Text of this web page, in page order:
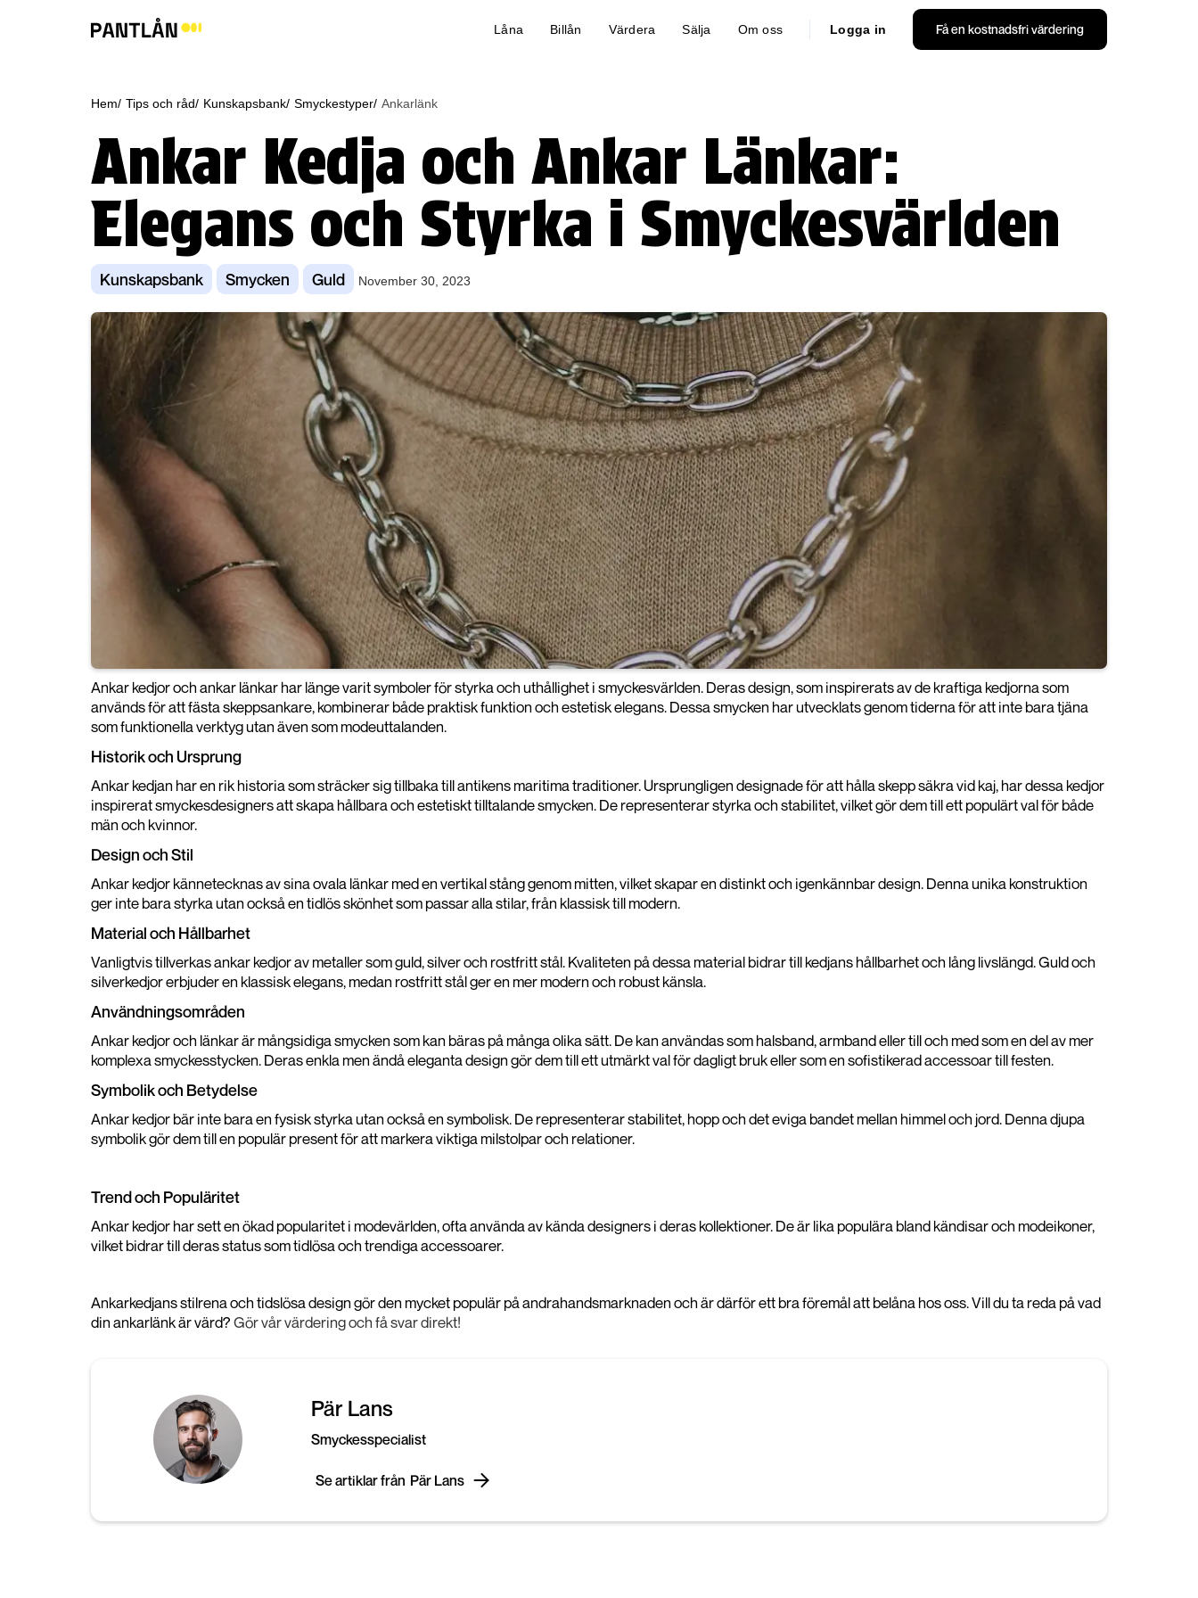
Låna Billån Värdera Sälja Om oss Logga in Få en kostnadsfri värdering
Hem/ Tips och råd/ Kunskapsbank/ Smyckestyper/ Ankarlänk
Ankar Kedja och Ankar Länkar:
Elegans och Styrka i Smyckesvärlden
Kunskapsbank Smycken Guld November 30, 2023
Ankar kedjor och ankar länkar har länge varit symboler för styrka och uthållighet i smyckesvärlden. Deras design, som inspirerats av de kraftiga kedjorna som
används för att fästa skeppsankare, kombinerar både praktisk funktion och estetisk elegans. Dessa smycken har utvecklats genom tiderna för att inte bara tjäna
som funktionella verktyg utan även som modeuttalanden.
Historik och Ursprung
Ankar kedjan har en rik historia som sträcker sig tillbaka till antikens maritima traditioner. Ursprungligen designade för att hålla skepp säkra vid kaj, har dessa kedjor
inspirerat smyckesdesigners att skapa hållbara och estetiskt tilltalande smycken. De representerar styrka och stabilitet, vilket gör dem till ett populärt val för både
män och kvinnor.
Design och Stil
Ankar kedjor kännetecknas av sina ovala länkar med en vertikal stång genom mitten, vilket skapar en distinkt och igenkännbar design. Denna unika konstruktion
ger inte bara styrka utan också en tidlös skönhet som passar alla stilar, från klassisk till modern.
Material och Hållbarhet
Vanligtvis tillverkas ankar kedjor av metaller som guld, silver och rostfritt stål. Kvaliteten på dessa material bidrar till kedjans hållbarhet och lång livslängd. Guld och
silverkedjor erbjuder en klassisk elegans, medan rostfritt stål ger en mer modern och robust känsla.
Användningsområden
Ankar kedjor och länkar är mångsidiga smycken som kan bäras på många olika sätt. De kan användas som halsband, armband eller till och med som en del av mer
komplexa smyckesstycken. Deras enkla men ändå eleganta design gör dem till ett utmärkt val för dagligt bruk eller som en sofistikerad accessoar till festen.
Symbolik och Betydelse
Ankar kedjor bär inte bara en fysisk styrka utan också en symbolisk. De representerar stabilitet, hopp och det eviga bandet mellan himmel och jord. Denna djupa
symbolik gör dem till en populär present för att markera viktiga milstolpar och relationer.
Trend och Populäritet
Ankar kedjor har sett en ökad popularitet i modevärlden, ofta använda av kända designers i deras kollektioner. De är lika populära bland kändisar och modeikoner,
vilket bidrar till deras status som tidlösa och trendiga accessoarer.
Ankarkedjans stilrena och tidslösa design gör den mycket populär på andrahandsmarknaden och är därför ett bra föremål att belåna hos oss. Vill du ta reda på vad
din ankarlänk är värd?Gör vår värdering och få svar direkt!
Pär Lans
Smyckesspecialist
Se artiklar från Pär Lans